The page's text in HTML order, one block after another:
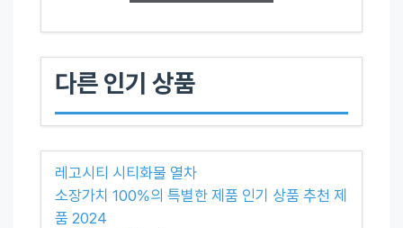
다른 인기 상품
레고시티 시티화물 열차
소장가치 100%의 특별한 제품 인기 상품 추천 제
품 2024